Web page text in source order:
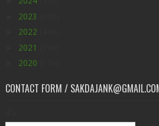
2023
2022
2021
2020
CONTACT FORM /